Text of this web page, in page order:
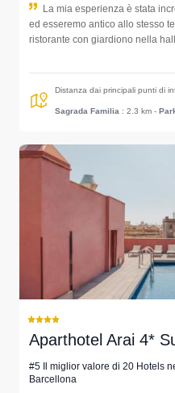
La mia esperienza è stata
ed esseremo antico allo stesso
ristorante con giardiono nella
Distanza dai principali punti di
Sagrada Familia : 2.3 km -
Aparthotel Arai 4*
#5 Il miglior valore di 20 Hotels
Barcellona